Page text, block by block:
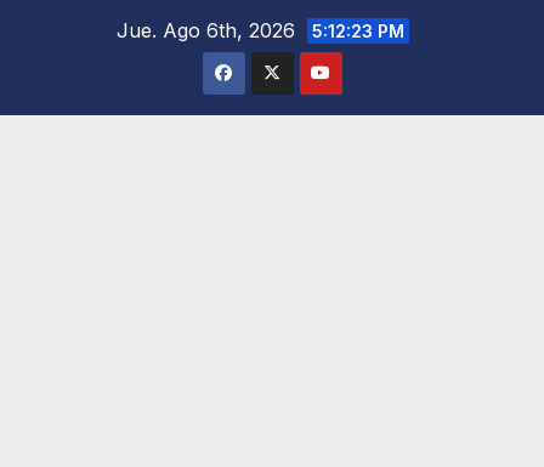
Jue. Ago 6th, 2026 5:12:25 PM